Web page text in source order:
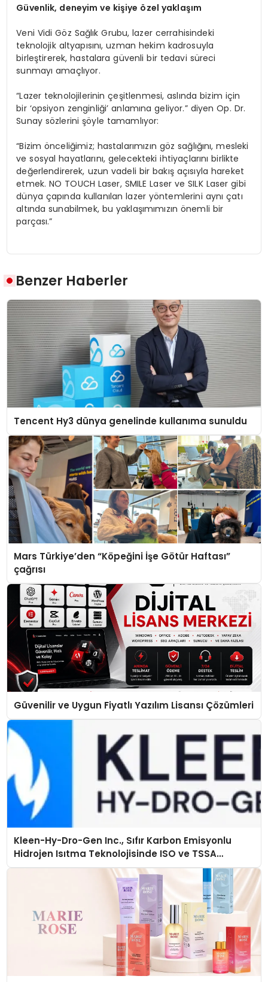
Güvenlik, deneyim ve kişiye özel yaklaşım
Veni Vidi Göz Sağlık Grubu, lazer cerrahisindeki
teknolojik altyapısını, uzman hekim kadrosuyla
birleştirerek, hastalara güvenli bir tedavi süreci
sunmayı amaçlıyor.
“Lazer teknolojilerinin çeşitlenmesi, aslında bizim için
bir ‘opsiyon zenginliği’ anlamına geliyor.” diyen Op. Dr.
Sunay sözlerini şöyle tamamlıyor:
“Bizim önceliğimiz; hastalarımızın göz sağlığını, mesleki
ve sosyal hayatlarını, gelecekteki ihtiyaçlarını birlikte
değerlendirerek, uzun vadeli bir bakış açısıyla hareket
etmek. NO TOUCH Laser, SMILE Laser ve SILK Laser gibi
dünya çapında kullanılan lazer yöntemlerini aynı çatı
altında sunabilmek, bu yaklaşımımızın önemli bir
parçası.”
Benzer Haberler
Tencent Hy3 dünya genelinde kullanıma sunuldu
Mars Türkiye’den “Köpeğini İşe Götür Haftası”
çağrısı
Güvenilir ve Uygun Fiyatlı Yazılım Lisansı Çözümleri
Kleen-Hy-Dro-Gen Inc., Sıfır Karbon Emisyonlu
Hidrojen Isıtma Teknolojisinde ISO ve TSSA
Düzenleyici Onaylarını Aldı